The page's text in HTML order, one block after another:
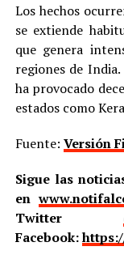
Los hechos
se extiende
que genera
regiones de
ha provocado
estados como
Fuente: Versión
Sigue las
en
Twitter
Facebook: